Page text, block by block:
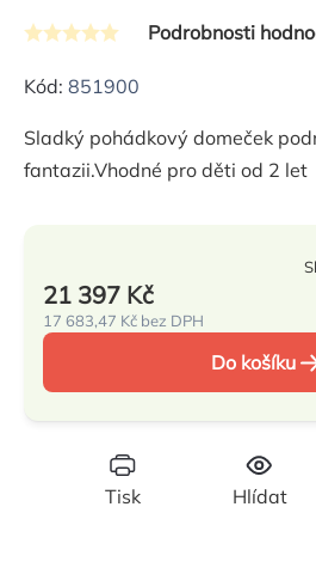
Průměrné
hodnocení
je
0,0
Podrobnosti
Kód: 851900
Sladký pohádkový domeček
fantazii.Vhodné pro děti od 2 let
Tisk Hlídat
21 397 Kč
17 683,47 Kč bez DPH
Měrná
cena:
Do košíku